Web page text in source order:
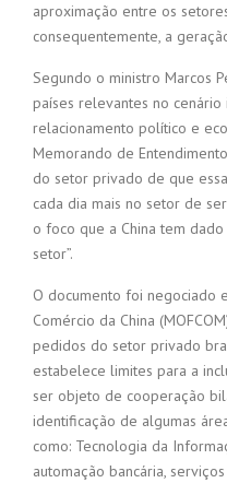
aproximação entre os
consequentemente, a
Segundo o ministro Marcos
países relevantes no
relacionamento político e
Memorando de
do setor privado de que
cada dia mais no setor de
o foco que a China tem
setor”.
O documento foi negociado
Comércio da China
pedidos do setor privado
estabelece limites para a
ser objeto de cooperação
identificação de algumas
como: Tecnologia da
automação bancária,